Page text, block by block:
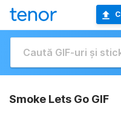
Smoke Lets Go GIF